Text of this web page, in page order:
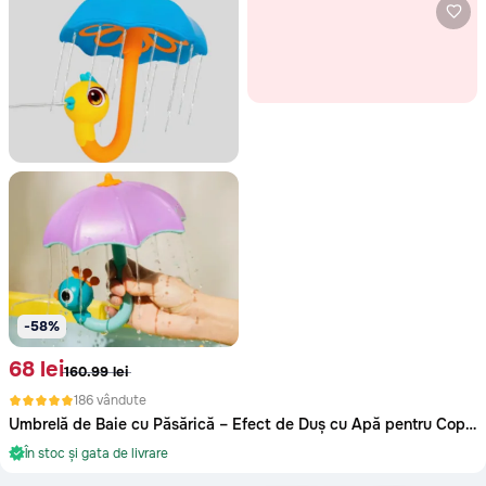
-58%
68 lei160.99 lei
186 vândute
Umbrelă de Baie cu Păsărică – Efect de Duș cu Apă pentru Copii (culoare aleatorie)
În stoc și gata de livrare
Glodeni
Hincesti
Ialoveni
Ocnita
Rezina
Riscani
Singerei
Soldanesti
Soroca